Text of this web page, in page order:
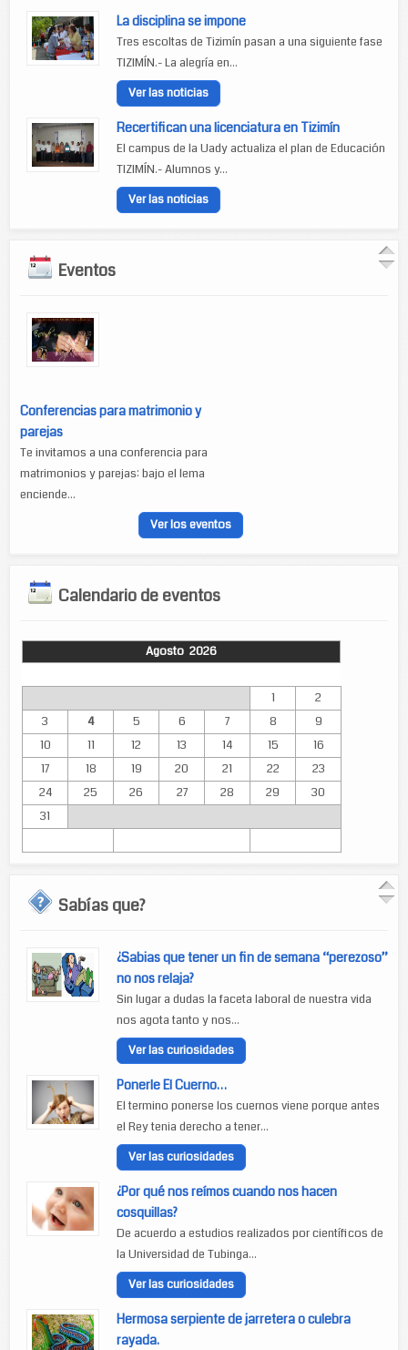
La disciplina se impone
Tres escoltas de Tizimín pasan a una siguiente fase
TIZIMÍN.- La alegría en...
Ver las noticias
Recertifican una licenciatura en Tizimín
El campus de la Uady actualiza el plan de Educación
TIZIMÍN.- Alumnos y...
Ver las noticias
Eventos
Conferencias para matrimonio y
parejas
Te invitamos a una conferencia para
matrimonios y parejas: bajo el lema
enciende...
Ver los eventos
Calendario de eventos
Agosto 2026
1
2
3
4 5 6 7 8
9
10
11 12 13 14 15
16
17
18 19 20 21 22
23
24
25 26 27 28 29
30
31
Sabías que?
¿Sabias que tener un fin de semana “perezoso”
no nos relaja?
Sin lugar a dudas la faceta laboral de nuestra vida
nos agota tanto y nos...
Ver las curiosidades
Ponerle El Cuerno…
El termino ponerse los cuernos viene porque antes
el Rey tenia derecho a tener...
Ver las curiosidades
¿Por qué nos reímos cuando nos hacen
cosquillas?
De acuerdo a estudios realizados por científicos de
la Universidad de Tubinga...
Ver las curiosidades
Hermosa serpiente de jarretera o culebra
rayada.